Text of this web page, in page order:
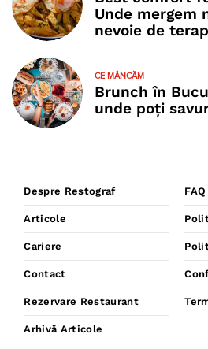
Unde mergem
nevoie de
CE MÂNCĂM
Brunch în
unde poţi
Despre Restograf
Articole
Cariere
Contact
Rezervare Restaurant
Arhivă Articole
FAQ